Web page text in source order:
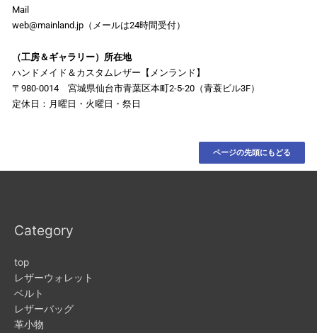
Mail
web@mainland.jp（メールは24時間受付）
（工房＆ギャラリー）所在地
ハンドメイド＆カスタムレザー【メンランド】
〒980-0014 宮城県仙台市青葉区本町2-5-20（青蓑ビル3F）
定休日：月曜日・火曜日・祭日
ページの先頭にもどる
Category
top
レザーウォレット
ベルト
レザーバッグ
革小物